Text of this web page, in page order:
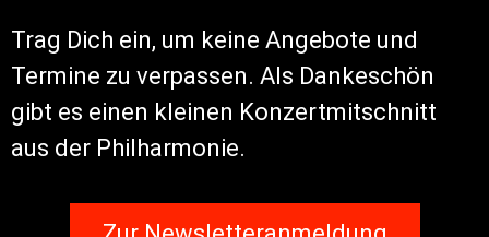
Trag Dich ein, um keine Angebote und
Termine zu verpassen. Als Dankeschön
gibt es einen kleinen Konzertmitschnitt
aus der Philharmonie.